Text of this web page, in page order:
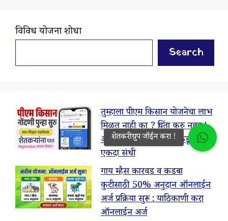
विविध योजना शोधा
Search
तुम्हाला पीएम किसान योजनेचा लाभ
मिळत नाही का ? चिंता करु नका !
आता नोंदणीसाठी शासनाकडून परत
एकदा संधी
गाय म्हैस कारवड व कडबा
कुटीसाठी 50% अनुदान ऑनलाईन
अर्ज प्रक्रिया सुरू : याठिकाणी करा
ऑनलाईन अर्ज